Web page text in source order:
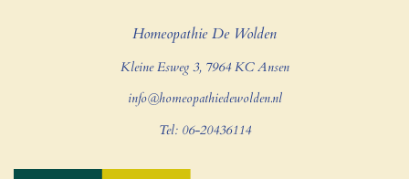
Homeopathie De Wolden
Kleine Esweg 3, 7964 KC Ansen
info@homeopathiedewolden.nl
Tel: 06-20436114